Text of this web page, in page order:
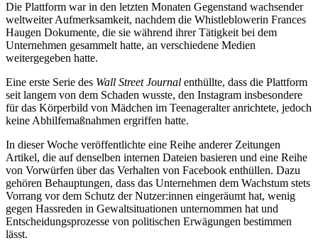
Die Plattform war in den letzten Monaten Gegenstand wachsender
weltweiter Aufmerksamkeit, nachdem die Whistleblowerin Frances
Haugen Dokumente, die sie während ihrer Tätigkeit bei dem
Unternehmen gesammelt hatte, an verschiedene Medien
weitergegeben hatte.
Eine erste Serie des Wall Street Journal enthüllte, dass die Plattform
seit langem von dem Schaden wusste, den Instagram insbesondere
für das Körperbild von Mädchen im Teenageralter anrichtete, jedoch
keine Abhilfemaßnahmen ergriffen hatte.
In dieser Woche veröffentlichte eine Reihe anderer Zeitungen
Artikel, die auf denselben internen Dateien basieren und eine Reihe
von Vorwürfen über das Verhalten von Facebook enthüllen. Dazu
gehören Behauptungen, dass das Unternehmen dem Wachstum stets
Vorrang vor dem Schutz der Nutzer:innen eingeräumt hat, wenig
gegen Hassreden in Gewaltsituationen unternommen hat und
Entscheidungsprozesse von politischen Erwägungen bestimmen
lässt.